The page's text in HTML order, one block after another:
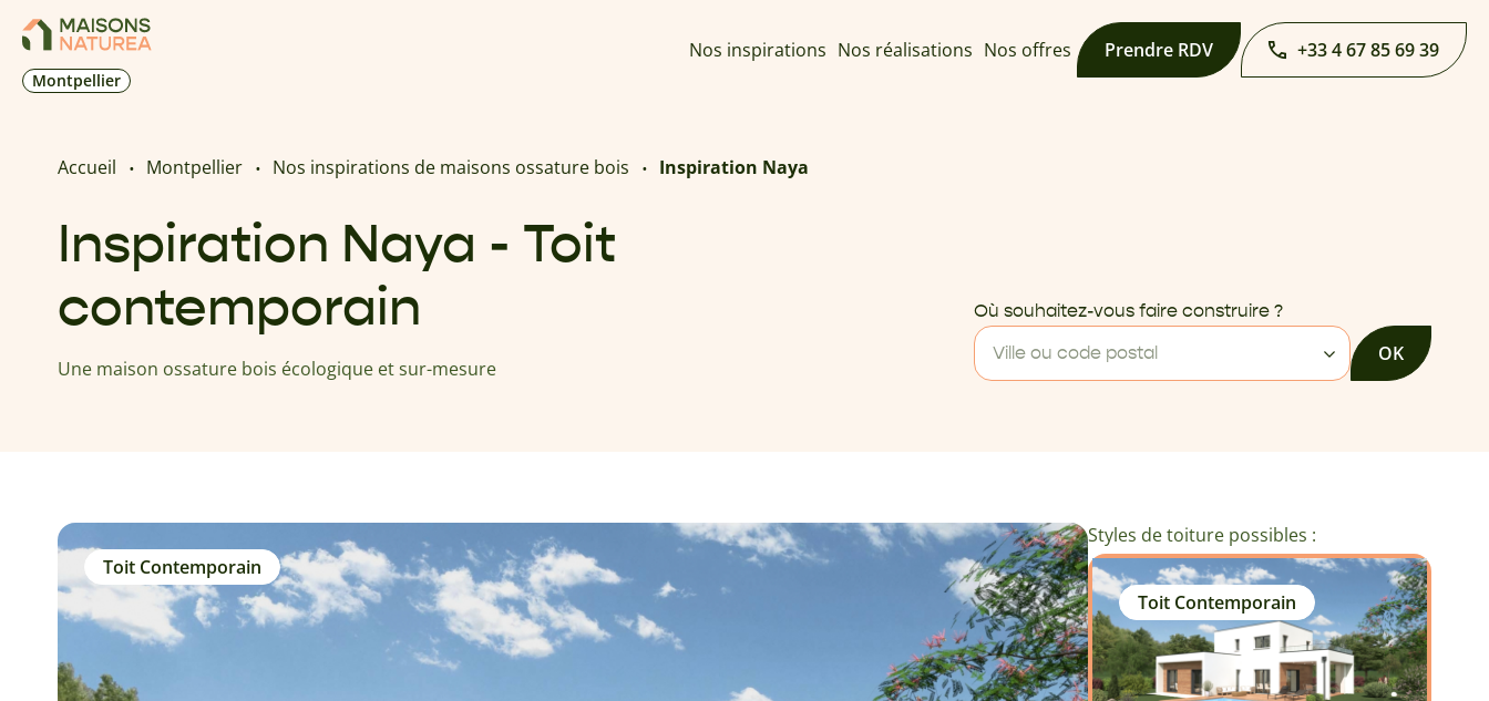
Montpellier
Nos inspirations Nos réalisations Nos offres Prendre RDV +33 4 67 85 69 39
Accueil Montpellier Nos inspirations de maisons ossature bois Inspiration Naya
Inspiration Naya - Toit
contemporain
Une maison ossature bois écologique et sur-mesure
Où souhaitez-vous faire construire ?
Ville ou code postal
OK
Toit Contemporain
Styles de toiture possibles :
Toit Contemporain